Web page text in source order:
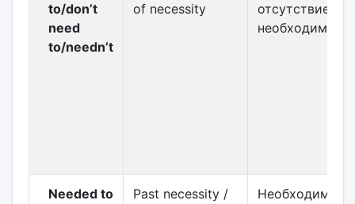
to/don’t
need
to/needn’t
of necessity
отсутствие
Needed to
Past necessity /